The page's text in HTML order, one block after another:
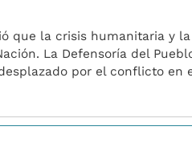
que la crisis humanitaria y
La Defensoría del
por el conflicto en